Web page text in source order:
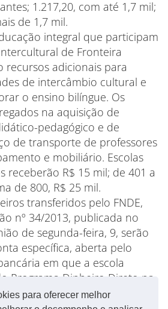
para oferecer melhor
1.217,20, com até 1,7 mil;
de 1,7 mil.
integral que participam
de Fronteira
recursos adicionais para
de intercâmbio cultural e
o ensino bilíngue. Os
na aquisição de
pedagógico e de
de transporte de professores
e mobiliário. Escolas
receberão R$ 15 mil; de 401 a
de 800, R$ 25 mil.
transferidos pelo FNDE,
nº 34/2013, publicada no
de segunda-feira, 9, serão
específica, aberta pelo
em que a escola
Programa Dinheiro Direto na